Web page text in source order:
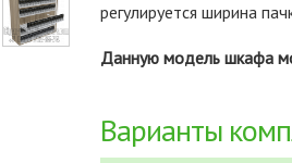
регулируется ширина
Данную модель шкафа
Варианты